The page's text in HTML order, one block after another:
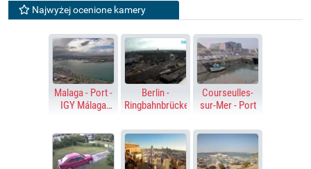
Najwyżej ocenione kamery
Malaga - Port -
IGY Málaga
Berlin -
Ringbahnbrücke
Courseulles-
sur-Mer - Port